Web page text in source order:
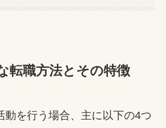
転職方法とその特徴
動を行う場合、主に以下の4つ